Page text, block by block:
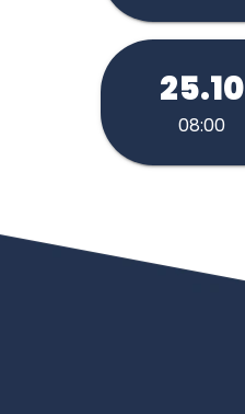
25.10
08:00